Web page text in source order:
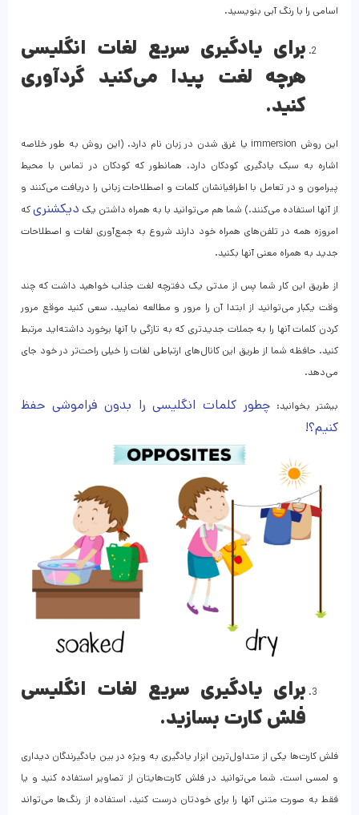
اسامی را با رنگ آبی بنویسید.
برای یادگیری سریع لغات انگلیسی
هرچه لغت پیدا می‌کنید گردآوری
کنید.
این روش immersion یا غرق شدن در زبان نام دارد. (این روش به طور خلاصه
اشاره به سبک یادگیری کودکان دارد، همانطور که کودکان در تماس با محیط
پیرامون و در تعامل با اطرافیانشان کلمات و اصطلاحات زبانی را دریافت می‌کنند و
از آنها استفاده می‌کنند.) شما هم می‌توانید با به همراه داشتن یک دیکشنریکه
امروزه همه در تلفن‌های همراه خود دارند شروع به جمع‌آوری لغات و اصطلاحات
جدید به همراه معنی آنها بکنید.
از طریق این کار شما پس از مدتی یک دفترچه لغت جذاب خواهید داشت که چند
وقت یکبار می‌توانید از ابتدا آن را مرور و مطالعه نمایید. سعی کنید موقع مرور
کردن کلمات آنها را به جملات جدیدتری که به تازگی با آنها برخورد داشته‌اید مرتبط
کنید. حافظه شما از طریق این کانال‌های ارتباطی لغات را خیلی راحت‌تر در خود جای
می‌دهد.
بیشتر بخوانید: چطور کلمات انگلیسی را بدون فراموشی حفظ
کنیم؟!
برای یادگیری سریع لغات انگلیسی
فلش کارت بسازید.
فلش کارت‌ها یکی از متداول‌ترین ابزار یادگیری به ویژه در بین یادگیرندگان دیداری
و لمسی است. شما می‌توانید در فلش کارت‌هایتان از تصاویر استفاده کنید و یا
فقط به صورت متنی آنها را برای خودتان درست کنید. استفاده از رنگ‌ها می‌تواند